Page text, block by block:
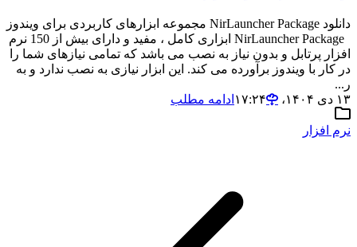
دانلود NirLauncher Package مجموعه ابزارهای کاربردی برای ویندوز
NirLauncher Package ابزاری کامل ، مفید و دارای بیش از 150 نرم
افزار پرتابل و بدون نیاز به نصب می باشد که تمامی نیازهای شما را
در کار با ویندوز برآورده می کند. این ابزار نیازی به نصب ندارد و به
ر...
۱۳ دی ۱۴۰۴،‏ ۱۷:۲۴
ادامه مطلب
نرم افزار